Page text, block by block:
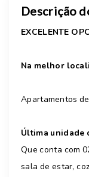
Descrição
EXCELENTE
Na melhor
Apartamentos de
Última unidade
Que conta com
sala de estar,